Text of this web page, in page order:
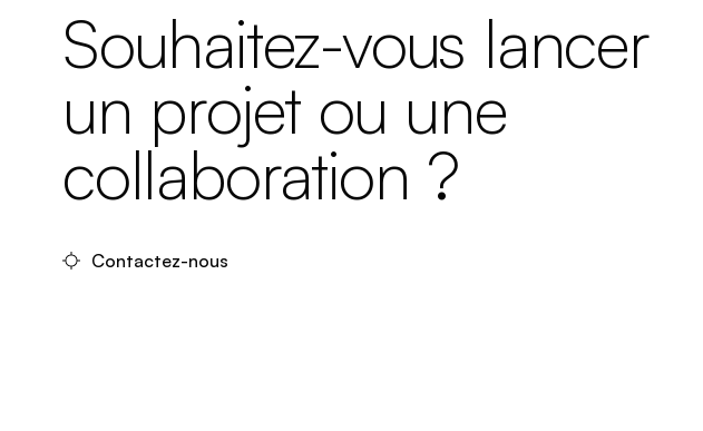
Souhaitez-vous lancer
un projet ou une
collaboration ?
Contactez-nous